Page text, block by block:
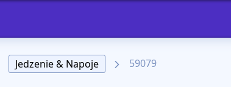
Jedzenie & Napoje 59079